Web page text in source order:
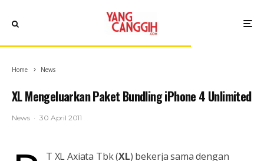
Home News
XL Mengeluarkan Paket Bundling iPhone 4 Unlimited
News · 30 April 2011
T XL Axiata Tbk (XL) bekerja sama dengan